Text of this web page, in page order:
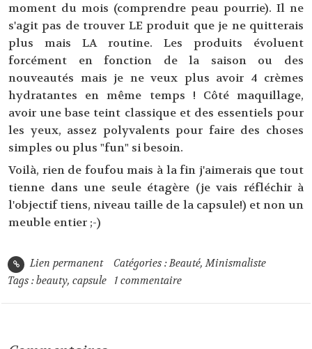
moment du mois (comprendre peau pourrie). Il ne
s'agit pas de trouver LE produit que je ne quitterais
plus mais LA routine. Les produits évoluent
forcément en fonction de la saison ou des
nouveautés mais je ne veux plus avoir 4 crèmes
hydratantes en même temps ! Côté maquillage,
avoir une base teint classique et des essentiels pour
les yeux, assez polyvalents pour faire des choses
simples ou plus "fun" si besoin.
Voilà, rien de foufou mais à la fin j'aimerais que tout
tienne dans une seule étagère (je vais réfléchir à
l'objectif tiens, niveau taille de la capsule!) et non un
meuble entier ;-)
Lien permanent Catégories :Beauté,Minismaliste
Tags :beauty,capsule 1 commentaire